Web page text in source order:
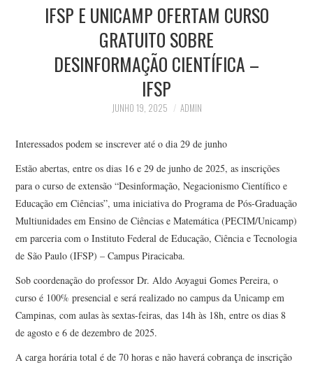
ESPORTES
NOTÍCIAS
IFSP E UNICAMP OFERTAM CURSO
GRATUITO SOBRE
DESINFORMAÇÃO CIENTÍFICA –
IFSP
JUNHO 19, 2025 ADMIN
Interessados podem se inscrever até o dia 29 de junho
Estão abertas, entre os dias 16 e 29 de junho de 2025, as inscrições
para o curso de extensão “Desinformação, Negacionismo Científico e
Educação em Ciências”, uma iniciativa do Programa de Pós-Graduação
Multiunidades em Ensino de Ciências e Matemática (PECIM/Unicamp)
em parceria com o Instituto Federal de Educação, Ciência e Tecnologia
de São Paulo (IFSP) – Campus Piracicaba.
Sob coordenação do professor Dr. Aldo Aoyagui Gomes Pereira, o
curso é 100% presencial e será realizado no campus da Unicamp em
Campinas, com aulas às sextas-feiras, das 14h às 18h, entre os dias 8
de agosto e 6 de dezembro de 2025.
A carga horária total é de 70 horas e não haverá cobrança de inscrição